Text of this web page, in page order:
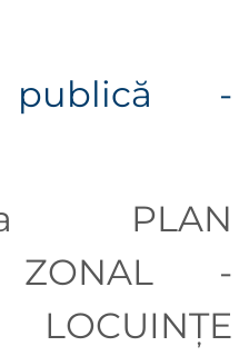
publică -
la PLAN
ZONAL -